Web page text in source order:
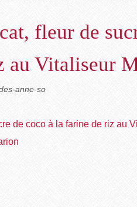
fleur de
au Vitaliseur
anne-so